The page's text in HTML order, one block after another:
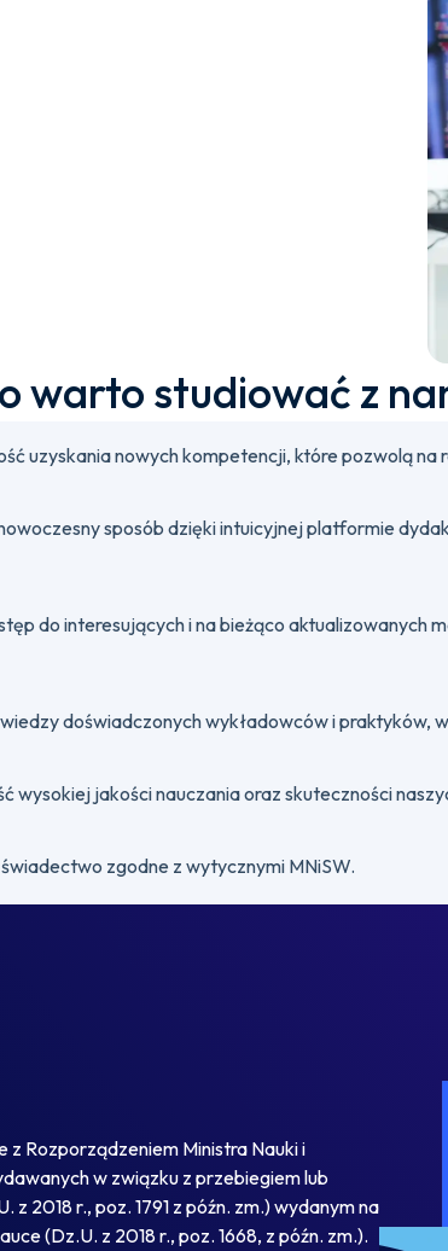
warto studiować z
uzyskania nowych kompetencji, które pozwolą na
sposób dzięki intuicyjnej platformie
do interesujących i na bieżąco aktualizowanych
doświadczonych wykładowców i praktyków,
wysokiej jakości nauczania oraz skuteczności
zgodne z wytycznymi MNiSW.
Rozporządzeniem Ministra Nauki i
w związku z przebiegiem lub
2018 r., poz. 1791 z późn. zm.) wydanym na
(Dz.U. z 2018 r., poz. 1668, z późn. zm.).